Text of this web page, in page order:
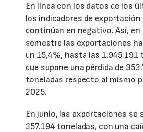
En línea con los datos de los
los indicadores de exportación
continúan en negativo. Así, en
semestre las exportaciones
un 15,4%, hasta las 1.945.191
que supone una pérdida de
toneladas respecto al mismo
2025.
En junio, las exportaciones se
357.194 toneladas, con una